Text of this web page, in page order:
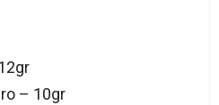
– 10gr